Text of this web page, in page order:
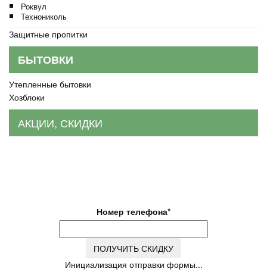
Роквул
Технониколь
Защитные пропитки
БЫТОВКИ
Утепленные бытовки
Хозблоки
АКЦИИ, СКИДКИ
Номер телефона*
ПОЛУЧИТЬ СКИДКУ
Инициализация отправки формы...